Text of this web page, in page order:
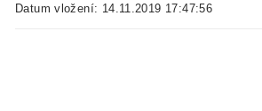
Datum vložení: 14.11.2019 17:47:56